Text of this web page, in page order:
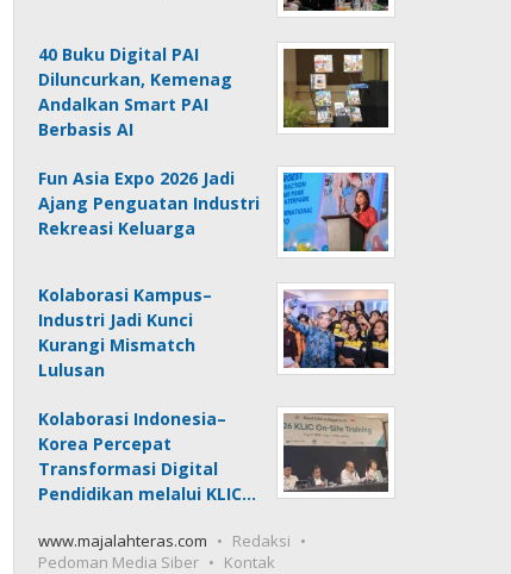
40 Buku Digital PAI
Diluncurkan, Kemenag
Andalkan Smart PAI
Berbasis AI
Fun Asia Expo 2026 Jadi
Ajang Penguatan Industri
Rekreasi Keluarga
Kolaborasi Kampus–
Industri Jadi Kunci
Kurangi Mismatch
Lulusan
Kolaborasi Indonesia–
Korea Percepat
Transformasi Digital
Pendidikan melalui KLIC…
www.majalahteras.com
Redaksi
Pedoman Media Siber
Kontak